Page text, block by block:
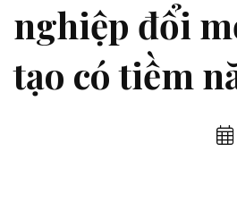
nghiệp đổi
tạo có tiềm